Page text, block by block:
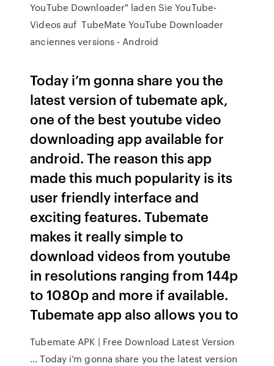
YouTube Downloader" laden Sie YouTube-
Videos auf TubeMate YouTube Downloader
anciennes versions - Android
Today i’m gonna share you the
latest version of tubemate apk,
one of the best youtube video
downloading app available for
android. The reason this app
made this much popularity is its
user friendly interface and
exciting features. Tubemate
makes it really simple to
download videos from youtube
in resolutions ranging from 144p
to 1080p and more if available.
Tubemate app also allows you to
Tubemate APK | Free Download Latest Version
… Today i’m gonna share you the latest version